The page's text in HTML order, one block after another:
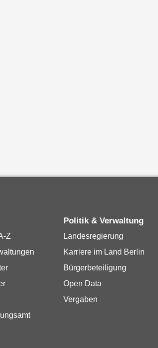
Z
Politik & Verwaltung
Landesregierung
Karriere im Land Berlin
Bürgerbeteiligung
Open Data
Vergaben